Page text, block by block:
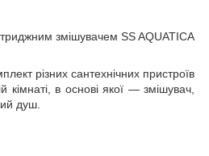
змішувачем SS AQUATICA
різних сантехнічних пристроїв
кімнаті, в основі якої — змішувач,
душ.